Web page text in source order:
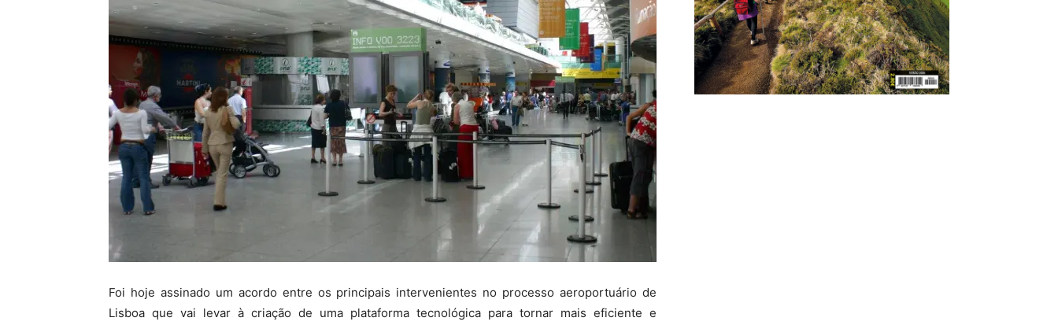
Foi hoje assinado um acordo entre os principais intervenientes no processo aeroportuário de
Lisboa que vai levar à criação de uma plataforma tecnológica para tornar mais eficiente e